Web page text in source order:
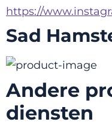
https://
Sad
Andere
diensten